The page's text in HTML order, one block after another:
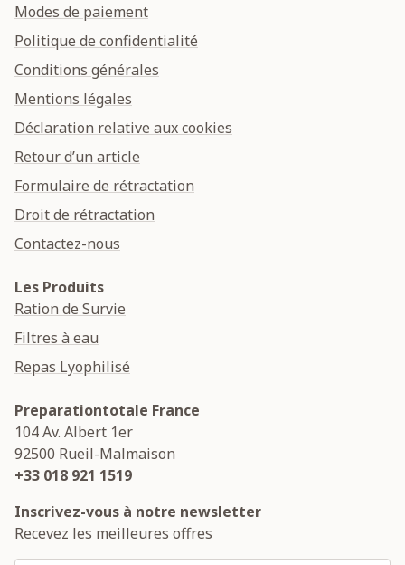
Modes de paiement
Politique de confidentialité
Conditions générales
Mentions légales
Déclaration relative aux cookies
Retour d’un article
Formulaire de rétractation
Droit de rétractation
Contactez-nous
Les Produits
Ration de Survie
Filtres à eau
Repas Lyophilisé
Preparationtotale France
104 Av. Albert 1er
92500 Rueil-Malmaison
+33 018 921 1519
Inscrivez-vous à notre newsletter
Recevez les meilleures offres